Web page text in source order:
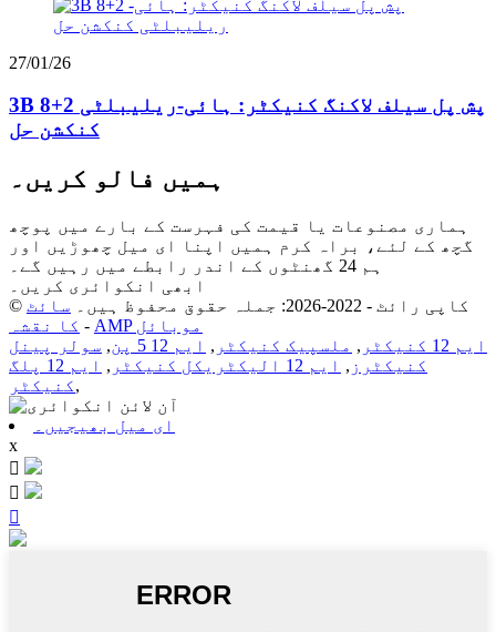
27/01/26
3B 8+2 پش پل سیلف لاکنگ کنیکٹر: ہائی-ریلیبلٹی
کنکشن حل
ہمیں فالو کریں۔
ہماری مصنوعات یا قیمت کی فہرست کے بارے میں پوچھ
گچھ کے لئے، براہ کرم ہمیں اپنا ای میل چھوڑیں اور
ہم 24 گھنٹوں کے اندر رابطے میں رہیں گے۔
ابھی انکوائری کریں۔
© کاپی رائٹ - 2022-2026: جملہ حقوق محفوظ ہیں۔
سائٹ
کا نقشہ -
AMP موبائل
ایم 12 کنیکٹر
, ملسپیک کنیکٹر , ایم 12 5 پن , سولر پینل
کنیکٹرز , ایم 12 الیکٹریکل کنیکٹر ,
ایم 12 پلگ
کنیکٹر,
ای میل بھیجیں۔
x


